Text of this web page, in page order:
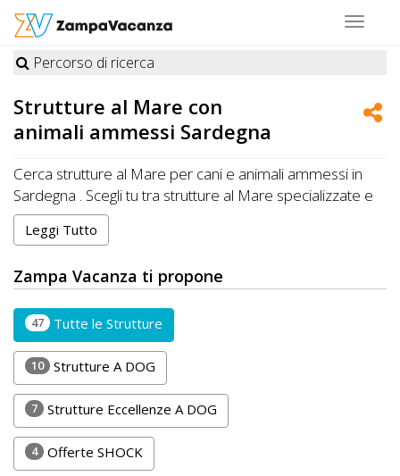
Toggle
STRUTTURE
A
LUOGHI
A
DOG
OFFERTE
A
DOG
Percorso di ricerca
Strutture al Mare con
animali ammessi Sardegna
Cerca strutture al Mare per cani e animali ammessi in
Sardegna . Scegli tu tra strutture al Mare specializzate e
premiate da Zampa Vacanza o al Mare che accettano
cani, gatti e altri animali in Sardegna
Leggi Tutto
Zampa Vacanza ti propone
47 Tutte le Strutture
10 Strutture A DOG
7 Strutture Eccellenze A DOG
4 Offerte SHOCK